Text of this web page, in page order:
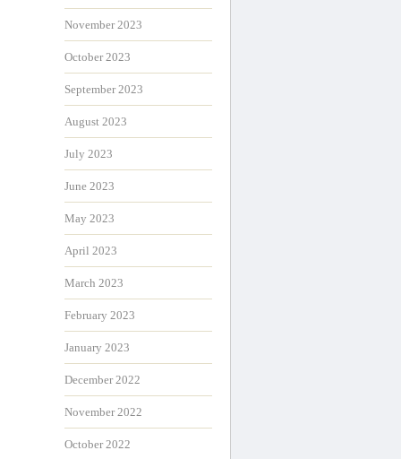
November 2023
October 2023
September 2023
August 2023
July 2023
June 2023
May 2023
April 2023
March 2023
February 2023
January 2023
December 2022
November 2022
October 2022